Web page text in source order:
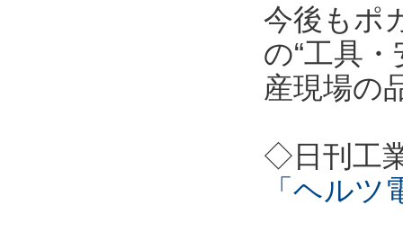
今後もポ
の“工具
産現場の
◇日刊工
「ヘル